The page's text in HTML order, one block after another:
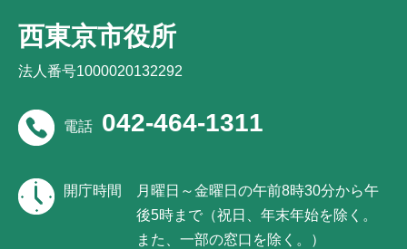
西東京市役所
法人番号1000020132292
電話 042-464-1311
開庁時間
月曜日～金曜日の午前8時30分から午
後5時まで（祝日、年末年始を除く。
また、一部の窓口を除く。）